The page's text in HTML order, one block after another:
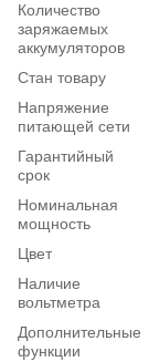
Количество
заряжаемых
аккумуляторов
Стан товару
Напряжение
питающей сети
Гарантийный
срок
Номинальная
мощность
Цвет
Наличие
вольтметра
Дополнительные
функции